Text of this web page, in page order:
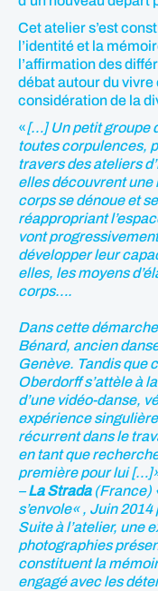
Cet atelier s’est
l’identité et la
l’affirmation des
débat autour du
considération de la
«[…] Un petit groupe
toutes corpulences,
travers des ateliers
elles découvrent une
corps se dénoue et
réappropriant
vont
développer leur
elles, les moyens
corps….
Dans cette
Bénard, ancien
Genève. Tandis que
Oberdorff s’attèle à
d’une vidéo-danse,
expérience
récurrent dans le
en tant que
première pour lui
–La Strada(France)
s’envole« , Juin 2014
Suite à l’atelier, une
photographies
constituent la
engagé avec les